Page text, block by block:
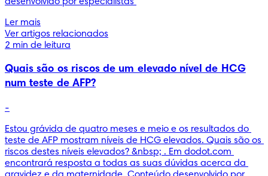
Ler mais
Ver artigos relacionados
2 min de leitura
Quais são os riscos de um elevado nível de HCG
num teste de AFP?
-
Estou grávida de quatro meses e meio e os resultados do
teste de AFP mostram níveis de HCG elevados. Quais são os
riscos destes níveis elevados? &nbsp; . Em dodot.com
encontrará resposta a todas as suas dúvidas acerca da